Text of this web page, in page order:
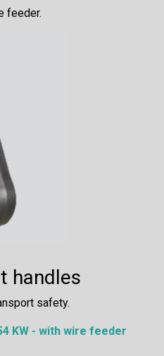
feeder.
handles
safety.
KW - with wire feeder